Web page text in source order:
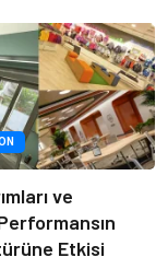
ve
Etkisi